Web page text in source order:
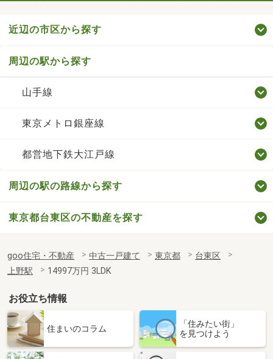
近辺の市区から探す
周辺の駅から探す
山手線
東京メトロ銀座線
都営地下鉄大江戸線
周辺の駅の路線から探す
東京都台東区の不動産を探す
goo住宅・不動産 中古一戸建て 東京都
台東区
上野駅
14997万円 3LDK
お役立ち情報
住まいのコラム
「住みたい街」
を見つけよう